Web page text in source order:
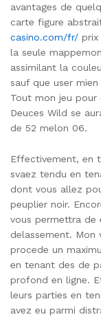
avantages de
carte figure
casino.com/fr/ prix
la seule
assimilant la
sauf que user
Tout mon jeu
Deuces Wild se
de 52 melon 06.
Effectivement, en
svaez tendu en
dont vous allez
peuplier noir.
vous permettra de
delassement. Mon
procede un
en tenant des de
profond en ligne.
leurs parties en
avez eu parmi